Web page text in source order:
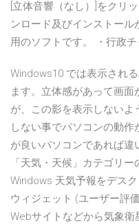
[立体音響（なし）]をクリ
ンロード及びインストー
用のソフトです。 ・行政
Windows10 では表示され
ます。立体感があって画
が、この影を表示しない
しない事でパソコンの動
が良いパソコンであれば違
「天気・天候」カテゴリ
Windows 天気予報をデス
ウィジェット (ユーザー評
Webサイトなどから気象衛